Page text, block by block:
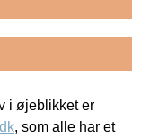
i øjeblikket er
, som alle har et